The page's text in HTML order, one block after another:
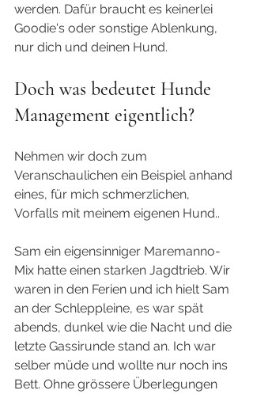
werden. Dafür braucht es keinerlei
Goodie's oder sonstige Ablenkung,
nur dich und deinen Hund.
Doch was bedeutet Hunde
Management eigentlich?
Nehmen wir doch zum
Veranschaulichen ein Beispiel anhand
eines, für mich schmerzlichen,
Vorfalls mit meinem eigenen Hund..
Sam ein eigensinniger Maremanno-
Mix hatte einen starken Jagdtrieb. Wir
waren in den Ferien und ich hielt Sam
an der Schleppleine, es war spät
abends, dunkel wie die Nacht und die
letzte Gassirunde stand an. Ich war
selber müde und wollte nur noch ins
Bett. Ohne grössere Überlegungen